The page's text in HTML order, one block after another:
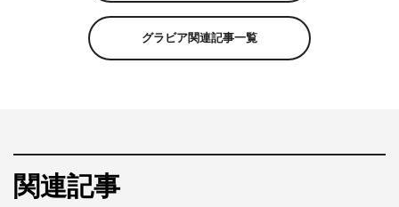
す。お元気ですか？」を二郎語に言い換えるとどうなるの
か。大教室では、もう中学生が親子丼の授業中。鶏肉（ハ
来た中野周平が扮するまさかのキャラクターには、有吉弘
行が「もう1回呼んで！」と大爆笑。校内のキッチンスタ
グラビア関連記事一覧
関連記事